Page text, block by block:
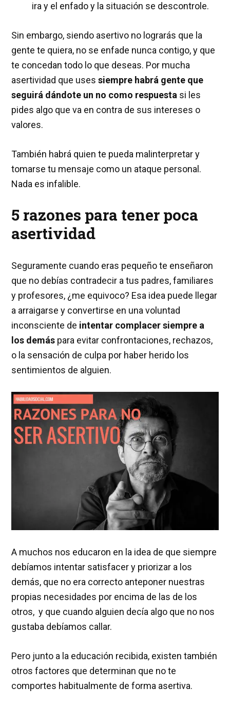
ira y el enfado y la situación se descontrole.
Sin embargo, siendo asertivo no lograrás que la
gente te quiera, no se enfade nunca contigo, y que
te concedan todo lo que deseas. Por mucha
asertividad que usessiempre habrá gente que
seguirá dándote un no como respuesta si les
pides algo que va en contra de sus intereses o
valores.
También habrá quien te pueda malinterpretar y
tomarse tu mensaje como un ataque personal.
Nada es infalible.
5 razones para tener poca
asertividad
Seguramente cuando eras pequeño te enseñaron
que no debías contradecir a tus padres, familiares
y profesores, ¿me equivoco? Esa idea puede llegar
a arraigarse y convertirse en una voluntad
inconsciente de intentar complacer siempre a
los demás para evitar confrontaciones, rechazos,
o la sensación de culpa por haber herido los
sentimientos de alguien.
A muchos nos educaron en la idea de que siempre
debíamos intentar satisfacer y priorizar a los
demás, que no era correcto anteponer nuestras
propias necesidades por encima de las de los
otros, y que cuando alguien decía algo que no nos
gustaba debíamos callar.
Pero junto a la educación recibida, existen también
otros factores que determinan que no te
comportes habitualmente de forma asertiva.